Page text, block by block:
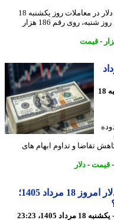
به گزارش پارسینه به نقل از تجارت نیوز، قیمت دلار در معاملات روز یکشنبه 18
مرداد بدون تغییر نسبت به آخرین رقم معاملاتی روز شنبه، روی رقم 186 هزار
قیمت
18
کاهش تقاضا و تداوم ابهام های
-دلار
قیمت لحظه ای طلا و ارز | قیمت دلار امروز 18 مرداد 1405؛